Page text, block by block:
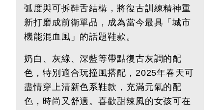
弧度與可拆鞋舌結構，將復古訓練精神重
新打磨成前衛單品，成為當今最具「城市
機能混血風」的話題鞋款。
奶白、灰綠、深藍等帶點復古灰調的配
色，特別適合玩撞風搭配，2025年春天可
盡情穿上清新色系鞋款，充滿元氣的配
色，時尚又舒適。喜歡甜辣風的女孩可在